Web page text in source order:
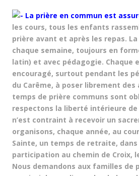
La prière en commun est
les cours, tous les enfants
prière avant et après les repas.
chaque semaine, toujours en
latin) et avec pédagogie. Chaque
encouragé, surtout pendant les
du Carême, à poser librement des
temps de prière communs sont
respectons la liberté intérieure de
n’est contraint à recevoir un
organisons, chaque année, au
Sainte, un temps de retraite, dans
participation au chemin de Croix,
Nous demandons aux familles de